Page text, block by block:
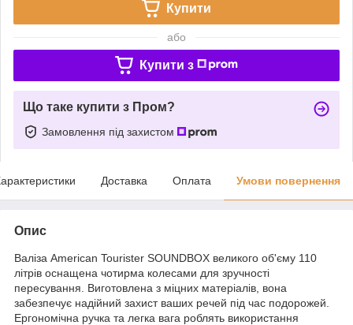
Купити
або
Купити з
Що таке купити з Пром?
Замовлення під захистом
Доставка Оплата Умови повернення
Опис
Валіза American Tourister SOUNDBOX великого об'єму 110
літрів оснащена чотирма колесами для зручності
пересування. Виготовлена з міцних матеріалів, вона
забезпечує надійний захист ваших речей під час подорожей.
Ергономічна ручка та легка вага роблять використання